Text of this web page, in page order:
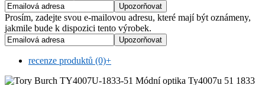
Prosím, zadejte svou e-mailovou adresu, které mají být oznámeny,
jakmile bude k dispozici tento výrobek.
recenze produktů (0)+